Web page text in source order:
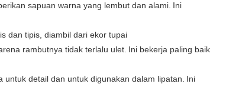
sapuan warna yang lembut dan alami. Ini
dan tipis, diambil dari ekor tupai
rambutnya tidak terlalu ulet. Ini bekerja paling baik
untuk detail dan untuk digunakan dalam lipatan. Ini